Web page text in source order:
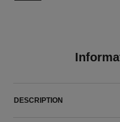
DESCRIPTION